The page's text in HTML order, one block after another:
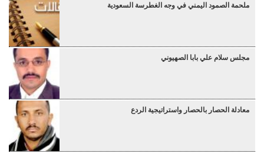
ملحمة الصمود اليمني في وجه الغطرسة السعودية
مجلس سلام علي بابا الصهيوني
معادلة الحصار بالحصار واستراتيجية الردع